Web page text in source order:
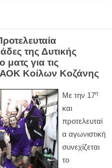
της Δυτικής
ματς για τις
Κοίλων Κοζάνης
Με την 17η
και
προτελευταί
α αγωνιστική
συνεχίζεται
το